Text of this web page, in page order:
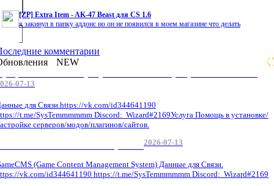
[ZP] Extra Item - AK-47 Beast для CS 1.6
я закинул в папку аддонс но он не появился в моем магазине что делать
комментарии
NEW
07-13
для Связи.https://vk.com/id344641190
t.me/SysTemmmmmm Discord: Wizard#2169Услуга Помощь в установке/
серверов/модов/плагинов/сайтов.
2026-07-13
(Game Content Management System) Данные для Связи.
vk.com/id344641190 https://t.me/SysTemmmmmm Discord: Wizard#2169